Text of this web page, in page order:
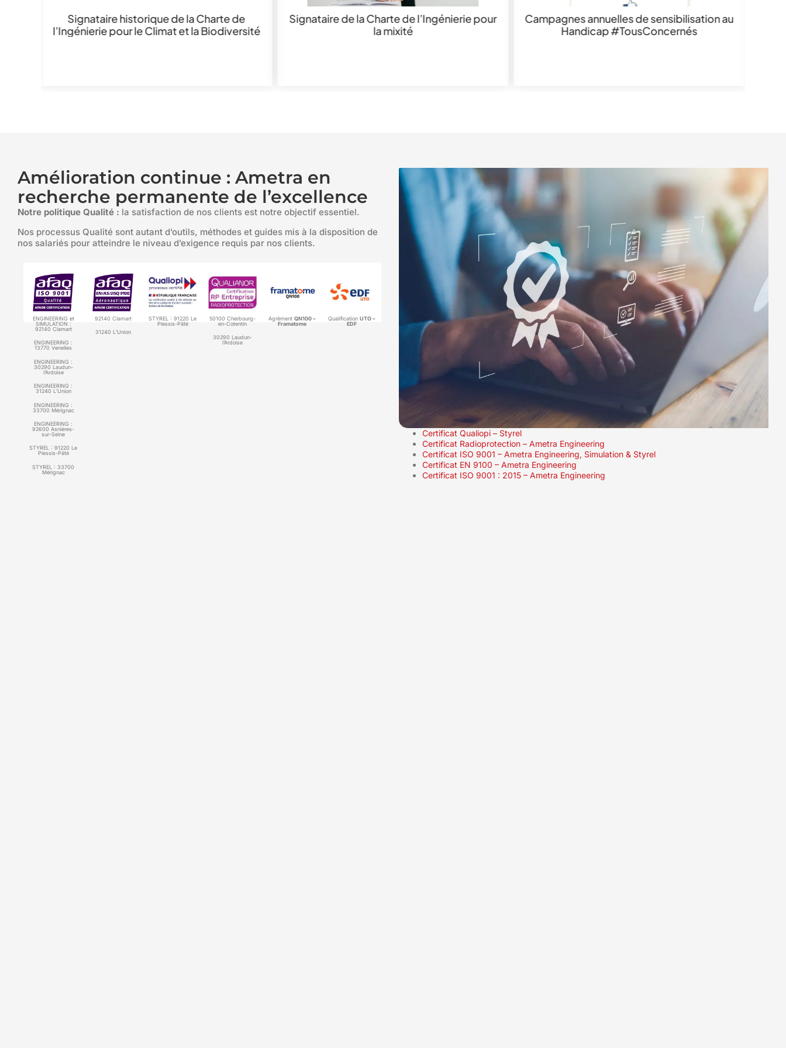
Signataire historique de la Charte de
l’Ingénierie pour le Climat et la Biodiversité
Signataire de la Charte de l’Ingénierie pour
la mixité
Campagnes annuelles de sensibilisation au
Handicap #TousConcernés
Amélioration continue : Ametra en
recherche permanente de l’excellence
Notre politique Qualité : la satisfaction de nos clients est notre objectif essentiel.
Nos processus Qualité sont autant d’outils, méthodes et guides mis à la disposition de
nos salariés pour atteindre le niveau d’exigence requis par nos clients.
ENGINEERING et
SIMULATION :
92140 Clamart
ENGINEERING :
13770 Venelles
ENGINEERING :
30290 Laudun-
l’Ardoise
ENGINEERING :
31240 L’Union
ENGINEERING :
33700 Mérignac
ENGINEERING :
92600 Asnières-
sur-Seine
STYREL : 91220 Le
Plessis-Pâté
STYREL : 33700
Mérignac
92140 Clamart
31240 L’Union
STYREL : 91220 Le
Plessis-Pâté
50100 Cherbourg-
en-Cotentin
30290 Laudun-
l’Ardoise
Agrément QN100 –
Framatome
Qualification UTO –
EDF
Certificat Qualiopi – Styrel
Certificat Radioprotection – Ametra Engineering
Certificat ISO 9001 – Ametra Engineering, Simulation & Styrel
Certificat EN 9100 – Ametra Engineering
Certificat ISO 9001 : 2015 – Ametra Engineering